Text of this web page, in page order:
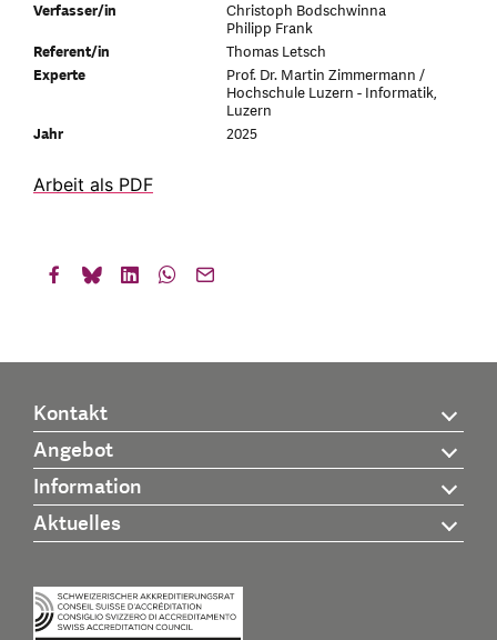
Verfasser/in
Christoph Bodschwinna
Philipp Frank
Referent/in
Thomas Letsch
Experte
Prof. Dr. Martin Zimmermann /
Hochschule Luzern - Informatik,
Luzern
Jahr
2025
Arbeit als PDF
Kontakt
Angebot
Information
Aktuelles